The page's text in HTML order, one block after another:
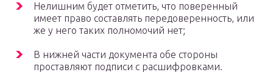
Нелишним будет отметить, что поверенный
имеет право составлять передоверенность, или
же у него таких полномочий нет;
В нижней части документа обе стороны
проставляют подписи с расшифровками.